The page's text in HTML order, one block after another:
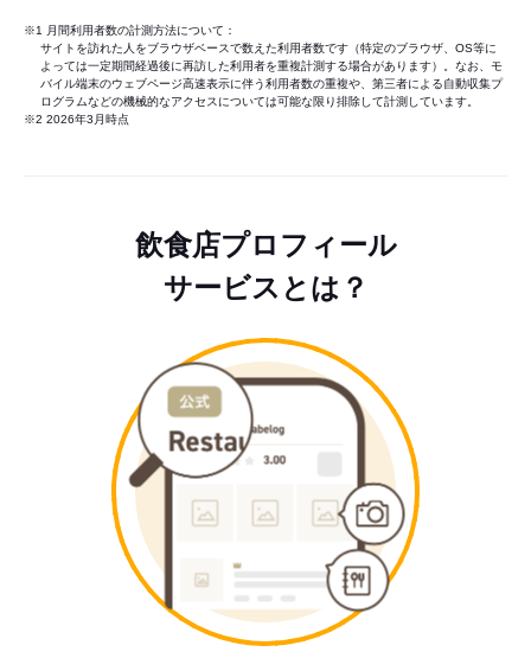
※1 月間利用者数の計測方法について：
サイトを訪れた人をブラウザベースで数えた利用者数です（特定のブラウザ、OS等に
よっては一定期間経過後に再訪した利用者を重複計測する場合があります）。なお、モ
バイル端末のウェブページ高速表示に伴う利用者数の重複や、第三者による自動収集プ
ログラムなどの機械的なアクセスについては可能な限り排除して計測しています。
※2 2026年3月時点
飲食店プロフィール
サービスとは？